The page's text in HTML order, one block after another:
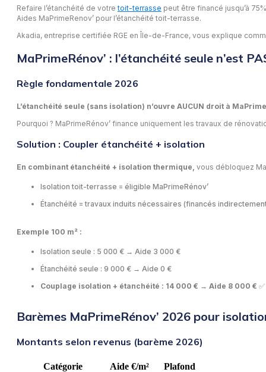
Refaire l’étanchéité de votretoit-terrasse peut être financé jusqu’à
Aides MaPrimeRenov’ pour l’étanchéité toit-terrasse.
Akadia, entreprise certifiée RGE en Île-de-France, vous explique
MaPrimeRénov’ : l’étanchéité seule n’est
Règle fondamentale 2026
L’étanchéité seule (sans isolation) n’ouvre AUCUN droit à
Pourquoi ? MaPrimeRénov’ finance uniquement les travaux de
Solution : Coupler étanchéité + isolation
En combinant étanchéité + isolation thermique, vous débloquez
Isolation toit-terrasse = éligible MaPrimeRénov’
Étanchéité = travaux induits nécessaires (financés
Exemple 100 m² :
Isolation seule : 5 000 € → Aide 3 000 €
Étanchéité seule : 9 000 € → Aide 0 €
Couplage isolation + étanchéité : 14 000 € → Aide 8 000 € ✅
Barèmes MaPrimeRénov’ 2026 pour
Montants selon revenus (barème 2026)
Catégorie Aide €/m²
Plafond